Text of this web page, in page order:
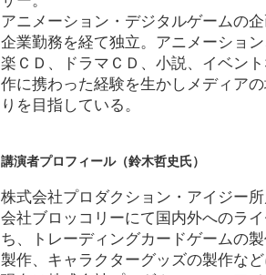
アニメーション・デジタルゲームの
企業勤務を経て独立。アニメーショ
楽ＣＤ、ドラマＣＤ、小説、イベン
作に携わった経験を生かしメディア
りを目指している。
講演者プロフィール（鈴木哲史氏）
株式会社プロダクション・アイジー
会社ブロッコリーにて国内外へのラ
ち、トレーディングカードゲームの
製作、キャラクターグッズの製作な